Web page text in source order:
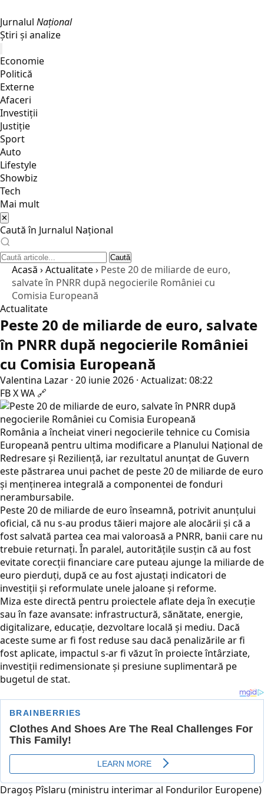
Jurnalul Național
Știri și analize
Economie
Politică
Externe
Afaceri
Investiții
Justiţie
Sport
Auto
Lifestyle
Showbiz
Tech
Mai mult
✕
Caută în Jurnalul Național
Caută
Acasă ›Actualitate› Peste 20 de miliarde de euro,
salvate în PNRR după negocierile României cu
Comisia Europeană
Actualitate
Peste 20 de miliarde de euro, salvate
în PNRR după negocierile României
cu Comisia Europeană
Valentina Lazar · 20 iunie 2026 · Actualizat: 08:22
FBXWA 🔗
România a încheiat vineri negocierile tehnice cu Comisia
Europeană pentru ultima modificare a Planului Național de
Redresare și Reziliență, iar rezultatul anunțat de Guvern
este păstrarea unui pachet de peste 20 de miliarde de euro
și menținerea integrală a componentei de fonduri
nerambursabile.
Peste 20 de miliarde de euro înseamnă, potrivit anunțului
oficial, că nu s-au produs tăieri majore ale alocării și că a
fost salvată partea cea mai valoroasă a PNRR, banii care nu
trebuie returnați. În paralel, autoritățile susțin că au fost
evitate corecții financiare care puteau ajunge la miliarde de
euro pierduți, după ce au fost ajustați indicatori de
investiții și reformulate unele jaloane și reforme.
Miza este directă pentru proiectele aflate deja în execuție
sau în faze avansate: infrastructură, sănătate, energie,
digitalizare, educație, dezvoltare locală și mediu. Dacă
aceste sume ar fi fost reduse sau dacă penalizările ar fi
fost aplicate, impactul s-ar fi văzut în proiecte întârziate,
investiții redimensionate și presiune suplimentară pe
bugetul de stat.
Dragoș Pîslaru (ministru interimar al Fondurilor Europene)